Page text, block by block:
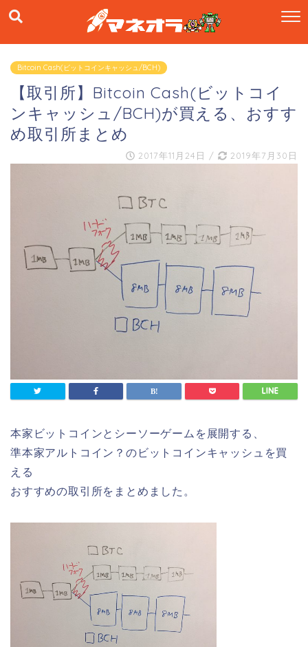
Bitcoin Cash(ビットコインキャッシュ/BCH)
【取引所】Bitcoin Cash(ビットコイ
ンキャッシュ/BCH)が買える、おすす
め取引所まとめ
2017年11月24日 / 2019年7月30日
本家ビットコインとシーソーゲームを展開する、
準本家アルトコイン？のビットコインキャッシュを買
える
おすすめの取引所をまとめました。